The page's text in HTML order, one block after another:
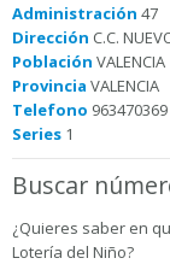
Administración 47
Dirección C.C.
Población VALENCIA
Provincia VALENCIA
Telefono 963470369
Series 1
Buscar
¿Quieres saber en
Lotería del Niño?